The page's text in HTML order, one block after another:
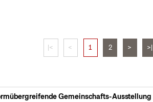
|< < 1 2 > >|
Gemeinschafts-Ausstellung